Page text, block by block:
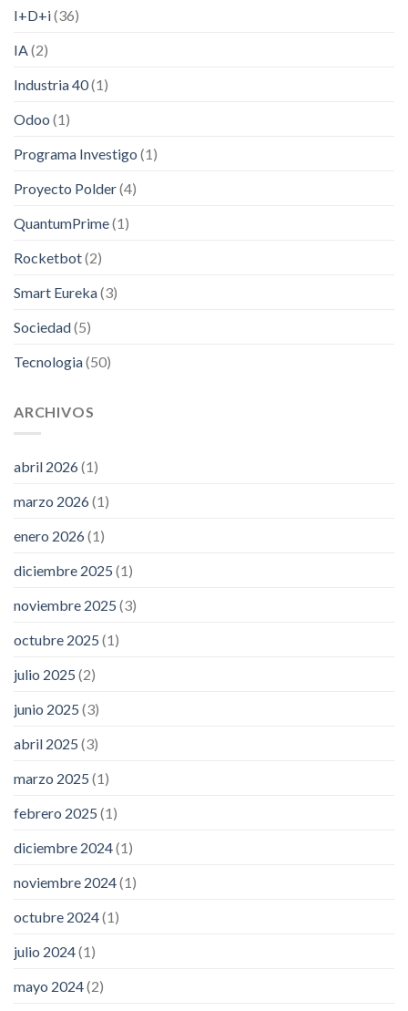
I+D+i(36)
IA (2)
Industria 40(1)
Odoo (1)
Programa Investigo (1)
Proyecto Polder(4)
QuantumPrime(1)
Rocketbot(2)
Smart Eureka(3)
Sociedad(5)
Tecnologia(50)
ARCHIVOS
abril 2026(1)
marzo 2026(1)
enero 2026(1)
diciembre 2025 (1)
noviembre 2025 (3)
octubre 2025 (1)
julio 2025 (2)
junio 2025 (3)
abril 2025 (3)
marzo 2025 (1)
febrero 2025 (1)
diciembre 2024(1)
noviembre 2024(1)
octubre 2024(1)
julio 2024(1)
mayo 2024(2)